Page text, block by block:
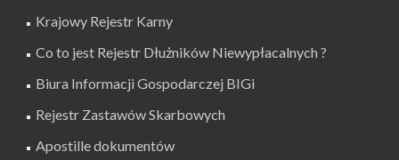
Krajowy Rejestr Karny
Co to jest Rejestr Dłużników Niewypłacalnych ?
Biura Informacji Gospodarczej BIGi
Rejestr Zastawów Skarbowych
Apostille dokumentów